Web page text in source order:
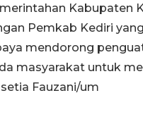
Kabupaten
Pemkab Kediri
mendorong
masyarakat untuk
Fauzani/um